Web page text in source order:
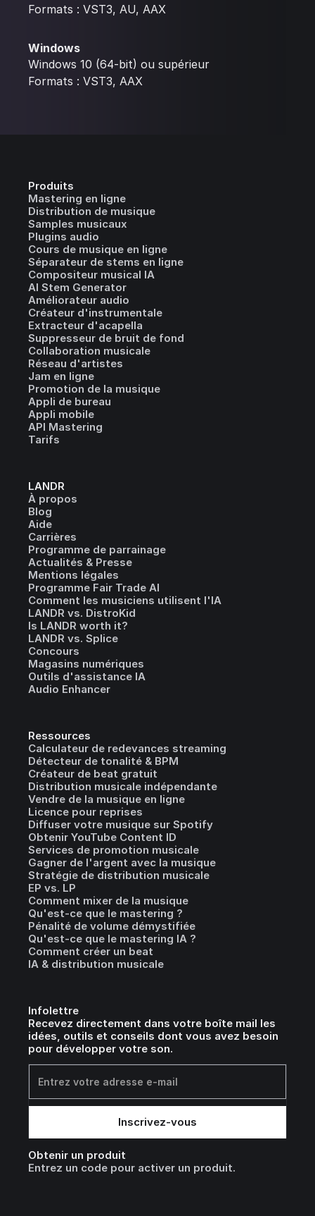
Formats : VST3, AU, AAX
Windows
Windows 10 (64-bit) ou supérieur
Formats : VST3, AAX
Produits
Mastering en ligne
Distribution de musique
Samples musicaux
Plugins audio
Cours de musique en ligne
Séparateur de stems en ligne
Compositeur musical IA
AI Stem Generator
Améliorateur audio
Créateur d'instrumentale
Extracteur d'acapella
Suppresseur de bruit de fond
Collaboration musicale
Réseau d'artistes
Jam en ligne
Promotion de la musique
Appli de bureau
Appli mobile
API Mastering
Tarifs
LANDR
À propos
Blog
Aide
Carrières
Programme de parrainage
Actualités & Presse
Mentions légales
Programme Fair Trade AI
Comment les musiciens utilisent l'IA
LANDR vs. DistroKid
Is LANDR worth it?
LANDR vs. Splice
Concours
Magasins numériques
Outils d'assistance IA
Audio Enhancer
Ressources
Calculateur de redevances streaming
Détecteur de tonalité & BPM
Créateur de beat gratuit
Distribution musicale indépendante
Vendre de la musique en ligne
Licence pour reprises
Diffuser votre musique sur Spotify
Obtenir YouTube Content ID
Services de promotion musicale
Gagner de l'argent avec la musique
Stratégie de distribution musicale
EP vs. LP
Comment mixer de la musique
Qu'est-ce que le mastering ?
Pénalité de volume démystifiée
Qu'est-ce que le mastering IA ?
Comment créer un beat
IA & distribution musicale
Infolettre
Recevez directement dans votre boîte mail les
idées, outils et conseils dont vous avez besoin
pour développer votre son.
Obtenir un produit
Entrez un code pour activer un produit.